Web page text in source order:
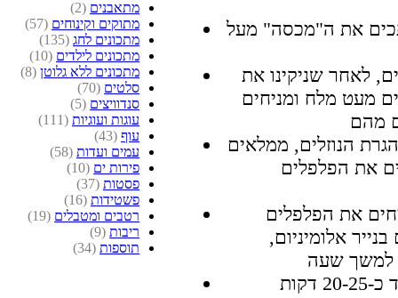
מתאבנים (2)
מתוקים וקינוחים (57)
מתכונים לחג (135)
מתכונים לילדים (10)
מתכונים ללא גלוטן (8)
סלטים (70)
סנדוויצים (5)
עוגות ועוגיות (111)
עוף (43)
עמים ועדות (58)
פירות ים (10)
פסטות (37)
פשטידות (16)
רטבים ומטבלים (19)
ריבות (9)
תוספות (34)
את ה"מכסה" מעל
לאחר שניקינו את
מעט מלח ומניחים
הנוזלים, ממלאים
את הפלפלים
את הפלפלים
אלומיניום,
מסירים את נייר האלומיניום ואופים עוד כ-20-25 דקות